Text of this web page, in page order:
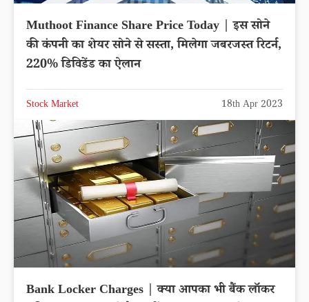
Muthoot Finance Share Price Today | इस सोने
की कंपनी का शेयर सोने से सस्ता, मिलेगा जबरजस्त रिटर्न,
220% डिविडेंड का ऐलान
Stock Market 18th Apr 2023
Bank Locker Charges | क्या आपका भी बैंक लॉकर